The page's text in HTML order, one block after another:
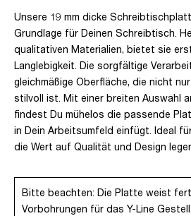
Unsere 19 mm dicke
Grundlage für Deinen Schreibtisch.
qualitativen Materialien, bietet sie
Langlebigkeit. Die sorgfältige
gleichmäßige Oberfläche, die nicht
stilvoll ist. Mit einer breiten Auswahl
findest Du mühelos die passende
in Dein Arbeitsumfeld einfügt. Ideal
die Wert auf Qualität und Design
Bitte beachten: Die Platte weist
Vorbohrungen für das Y-Line